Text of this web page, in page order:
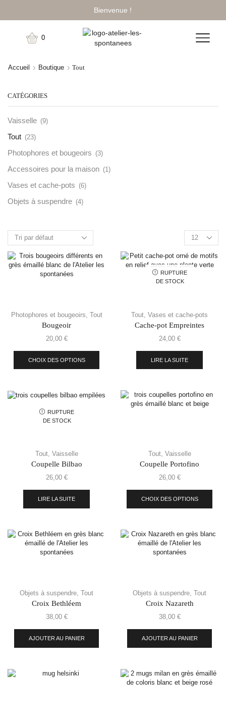
Bienvenue !
0
Accueil Boutique Tout
Photophores et bougeoirs Tout
Bougeoir
20,00 €
CHOIX DES OPTIONS
RUPTURE
DE STOCK
Tout Vases et cache-pots
Cache-pot Empreintes
24,00 €
LIRE LA SUITE
RUPTURE
DE STOCK
Tout, Vaisselle
Coupelle Bilbao
26,00 €
LIRE LA SUITE
Tout, Vaisselle
Coupelle Portofino
26,00 €
CHOIX DES OPTIONS
Objets à suspendre, Tout
Croix Bethléem
38,00 €
AJOUTER AU PANIER
Objets à suspendre, Tout
Croix Nazareth
38,00 €
AJOUTER AU PANIER
CATÉGORIES
Vaisselle (9)
Tout (23)
Photophores et bougeoirs (3)
Accessoires pour la maison (1)
Vases et cache-pots (6)
Objets à suspendre (4)